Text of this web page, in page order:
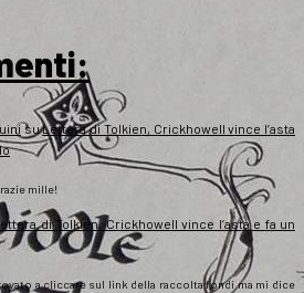
suLettera di Tolkien, Crickhowell vince l’asta
mille!
di Tolkien, Crickhowell vince l’asta e fa un
a cliccare sul link della raccolta fondi ma mi dice